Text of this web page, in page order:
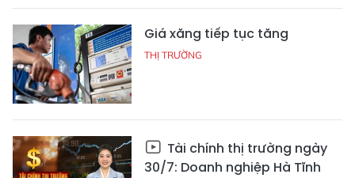
Giá xăng tiếp tục tăng
THỊ TRƯỜNG
Tài chính thị trường ngày
30/7: Doanh nghiệp Hà Tĩnh